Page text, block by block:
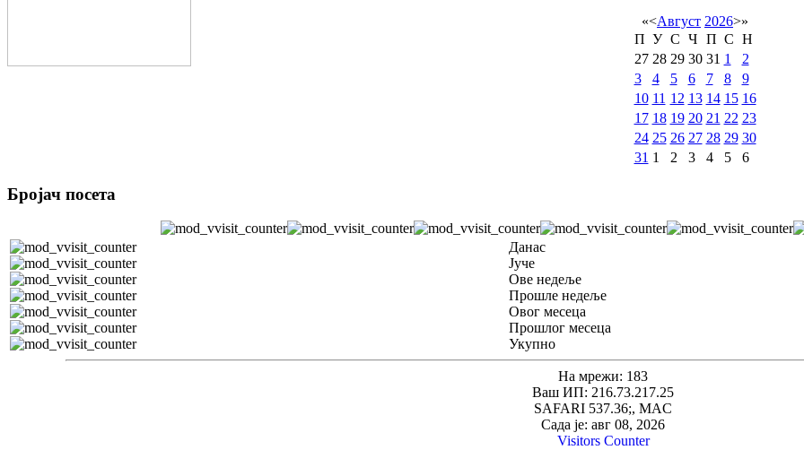
«<Август 2026>»
П У С Ч П С Н
27 28 29 30 31 1
2
3
4 5 6 7 8
9
10 11 12 13 14 15 16
17 18 19 20 21 22 23
24 25 26 27 28 29 30
31 1 2 3 4 5 6
Бројач посета
Данас
Јуче
Ове недеље
Прошле недеље
Овог месеца
Прошлог месеца
Укупно
На мрежи: 183
Ваш ИП: 216.73.217.25
SAFARI 537.36;, MAC
Сада је: авг 08, 2026
Visitors Counter